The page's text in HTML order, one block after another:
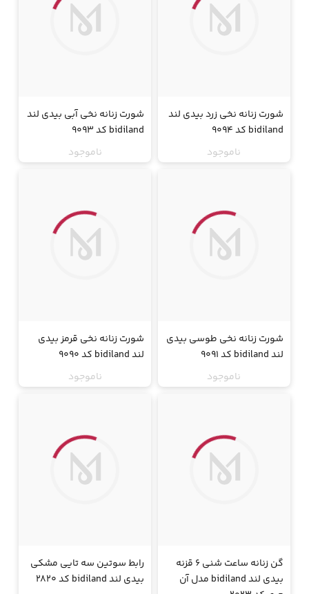
شورت زنانه نخی زرد بیدی لند
bidiland کد 9094
ناموجود
شورت زنانه نخی آبی بیدی لند
bidiland کد 9093
ناموجود
شورت زنانه نخی طوسی بیدی
لند bidiland کد 9091
ناموجود
شورت زنانه نخی قرمز بیدی
لند bidiland کد 9090
ناموجود
گن زنانه ساعت شنی 6 قزنه
بیدی لند bidiland مدل آن
رابط سوتین سه تایی مشکی
بیدی لند bidiland کد 2820